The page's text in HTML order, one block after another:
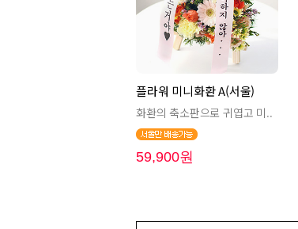
플라워 미니화환 A(서울)
화환의 축소판으로 귀엽고 미..
59,900원